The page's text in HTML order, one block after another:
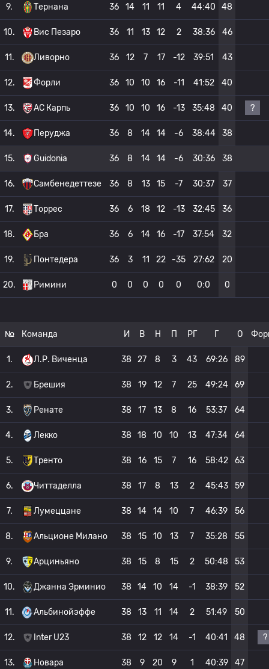
9. Тернана 36 14 11 11 4 44:40 48
10. Вис Пезаро 36 11 13 12 2 38:36 46
11. Ливорно 36 12 7 17 -12 39:51 43
12. Форли 36 10 10 16 -11 41:52 40
13. АС Карпь 36 10 10 16 -13 35:48 40 ?
14. Перуджа 36 8 14 14 -6 38:44 38
15. Guidonia 36 8 14 14 -6 30:36 38
16. Самбенедеттезе 36 8 13 15 -7 30:37 37
17. Торрес 36 6 18 12 -13 32:45 36
18. Бра 36 6 14 16 -17 37:54 32
19. Понтедера 36 3 11 22 -35 27:62 20
20. Римини 0 0 0 0 0 0:0 0
№ Команда И В Н П РГ Г О
1. Л.Р. Виченца 38 27 8 3 43 69:26 89
2. Брешия 38 19 12 7 25 49:24 69
3. Ренате 38 17 13 8 16 53:37 64
4. Лекко 38 18 10 10 13 47:34 64
5. Тренто 38 16 15 7 16 58:42 63
6. Читтаделла 38 17 8 13 2 45:43 59
7. Лумеццане 38 14 14 10 7 46:39 56
8. Альционе Милано 38 15 10 13 7 35:28 55
9. Арциньяно 38 15 8 15 2 50:48 53
10. Джанна Эрминио 38 14 10 14 -1 38:39 52
11. Альбинойэффе 38 13 11 14 2 51:49 50
12. Inter U23 38 12 12 14 -1 40:41 48 ?
13. Новара 38 9 20 9 1 40:39 47